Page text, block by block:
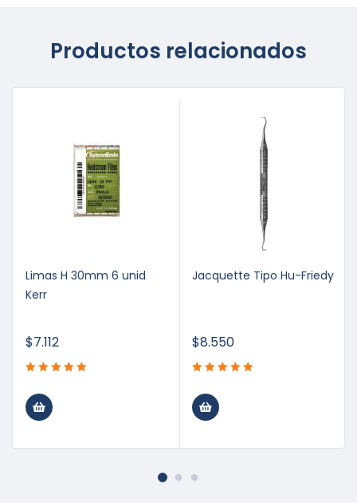
Productos relacionados
Limas H 30mm 6 unid
Kerr
$7.112
Jacquette Tipo Hu-Friedy
$8.550